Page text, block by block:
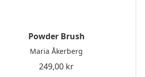
Powder Brush
Maria Åkerberg
249,00 kr